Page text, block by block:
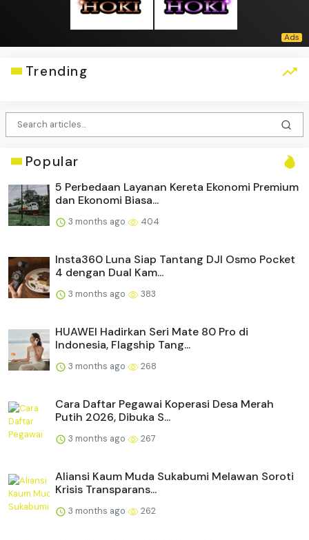
Trending
Popular
5 Perbedaan Layanan Kereta Ekonomi Premium
dan Ekonomi Biasa...
3 months ago 404
Insta360 Luna Siap Tantang DJI Osmo Pocket
4 dengan Dual Kam...
3 months ago 383
HUAWEI Hadirkan Seri Mate 80 Pro di
Indonesia, Flagship Tang...
3 months ago 268
Cara Daftar Pegawai Koperasi Desa Merah
Putih 2026, Dibuka S...
3 months ago 267
Aliansi Kaum Muda Sukabumi Melawan Soroti
Krisis Transparans...
3 months ago 262